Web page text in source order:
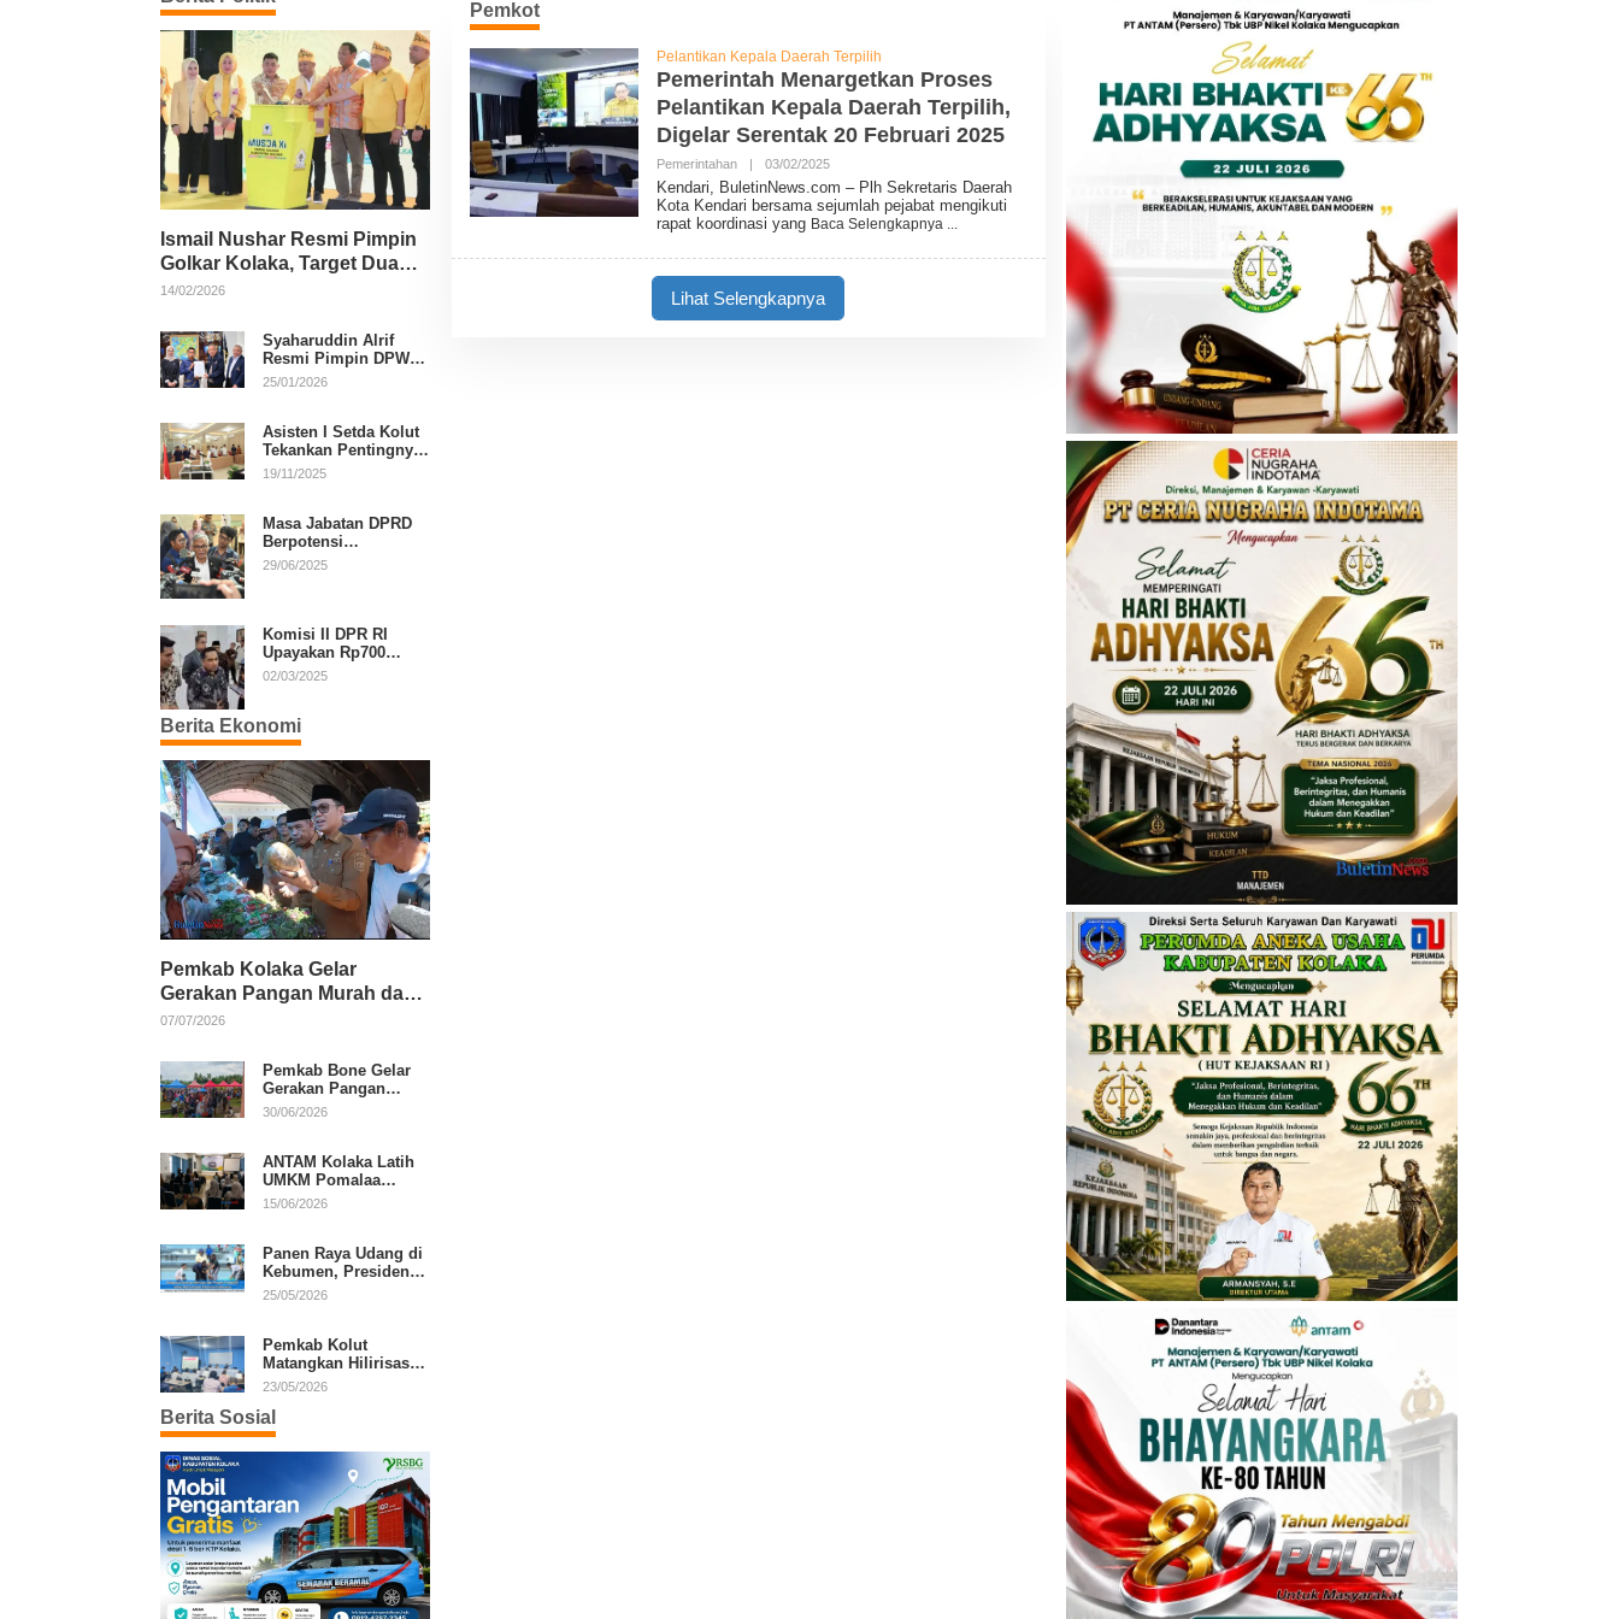
Ismail Nushar Resmi Pimpin
Golkar Kolaka, Target Dua
Kursi per Dapil
14/02/2026
Syaharuddin Alrif
Resmi Pimpin DPW
NasDem Sulsel
25/01/2026
Asisten I Setda Kolut
Tekankan Pentingnya
Pendidikan Politik
19/11/2025
Masa Jabatan DPRD
Berpotensi
Diperpanjang, Aria
29/06/2025
Komisi II DPR RI
Upayakan Rp700
Miliar dari APBN
Putusan MK
02/03/2025
Berita Ekonomi
Pemkab Kolaka Gelar
Gerakan Pangan Murah dan
Salurkan Pupuk Organik
07/07/2026
Pemkab Bone Gelar
Gerakan Pangan
Murah, Warga Serbu
30/06/2026
ANTAM Kolaka Latih
UMKM Pomalaa
Kembangkan Produk
15/06/2026
Panen Raya Udang di
Kebumen, Presiden
Prabowo Tekankan
25/05/2026
Pemkab Kolut
Matangkan Hilirisasi
Kakao dan Kelapa,
Daerah
23/05/2026
Berita Sosial
Pemkot
Pelantikan Kepala Daerah Terpilih
Pemerintah Menargetkan Proses
Pelantikan Kepala Daerah Terpilih,
Digelar Serentak 20 Februari 2025
Pemerintahan | 03/02/2025O
E
H
B
Kendari, BuletinNews.com – Plh Sekretaris Daerah
Kota Kendari bersama sejumlah pejabat mengikuti
rapat koordinasi yang Baca Selengkapnya
Lihat Selengkapnya